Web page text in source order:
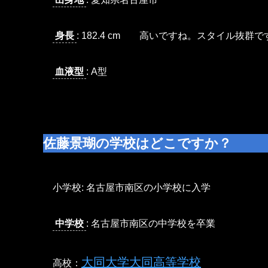
身長 : 182.4 cm 高いですね。スタイル抜群で
血液型 : A型
佐藤景瑚の学校はどこですか？
小学校: 名古屋市南区の小学校に入学
中学校 : 名古屋市南区の中学校を卒業
高校： 大同大学大同高等学校